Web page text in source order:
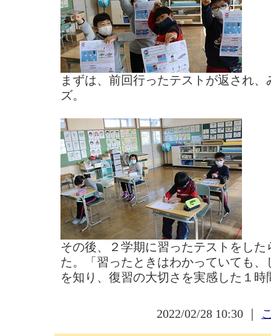
まずは、前回行ったテストが返され
ズ。
その後、２学期に習ったテストをし
た。「習ったときはわかっていても
を知り、復習の大切さを実感した１時
2022/02/28 10:30 ｜